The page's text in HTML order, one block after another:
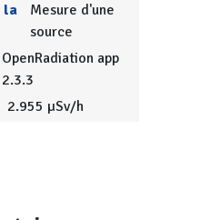
la
Mesure d'une
source
OpenRadiation app
2.3.3
2.955 µSv/h